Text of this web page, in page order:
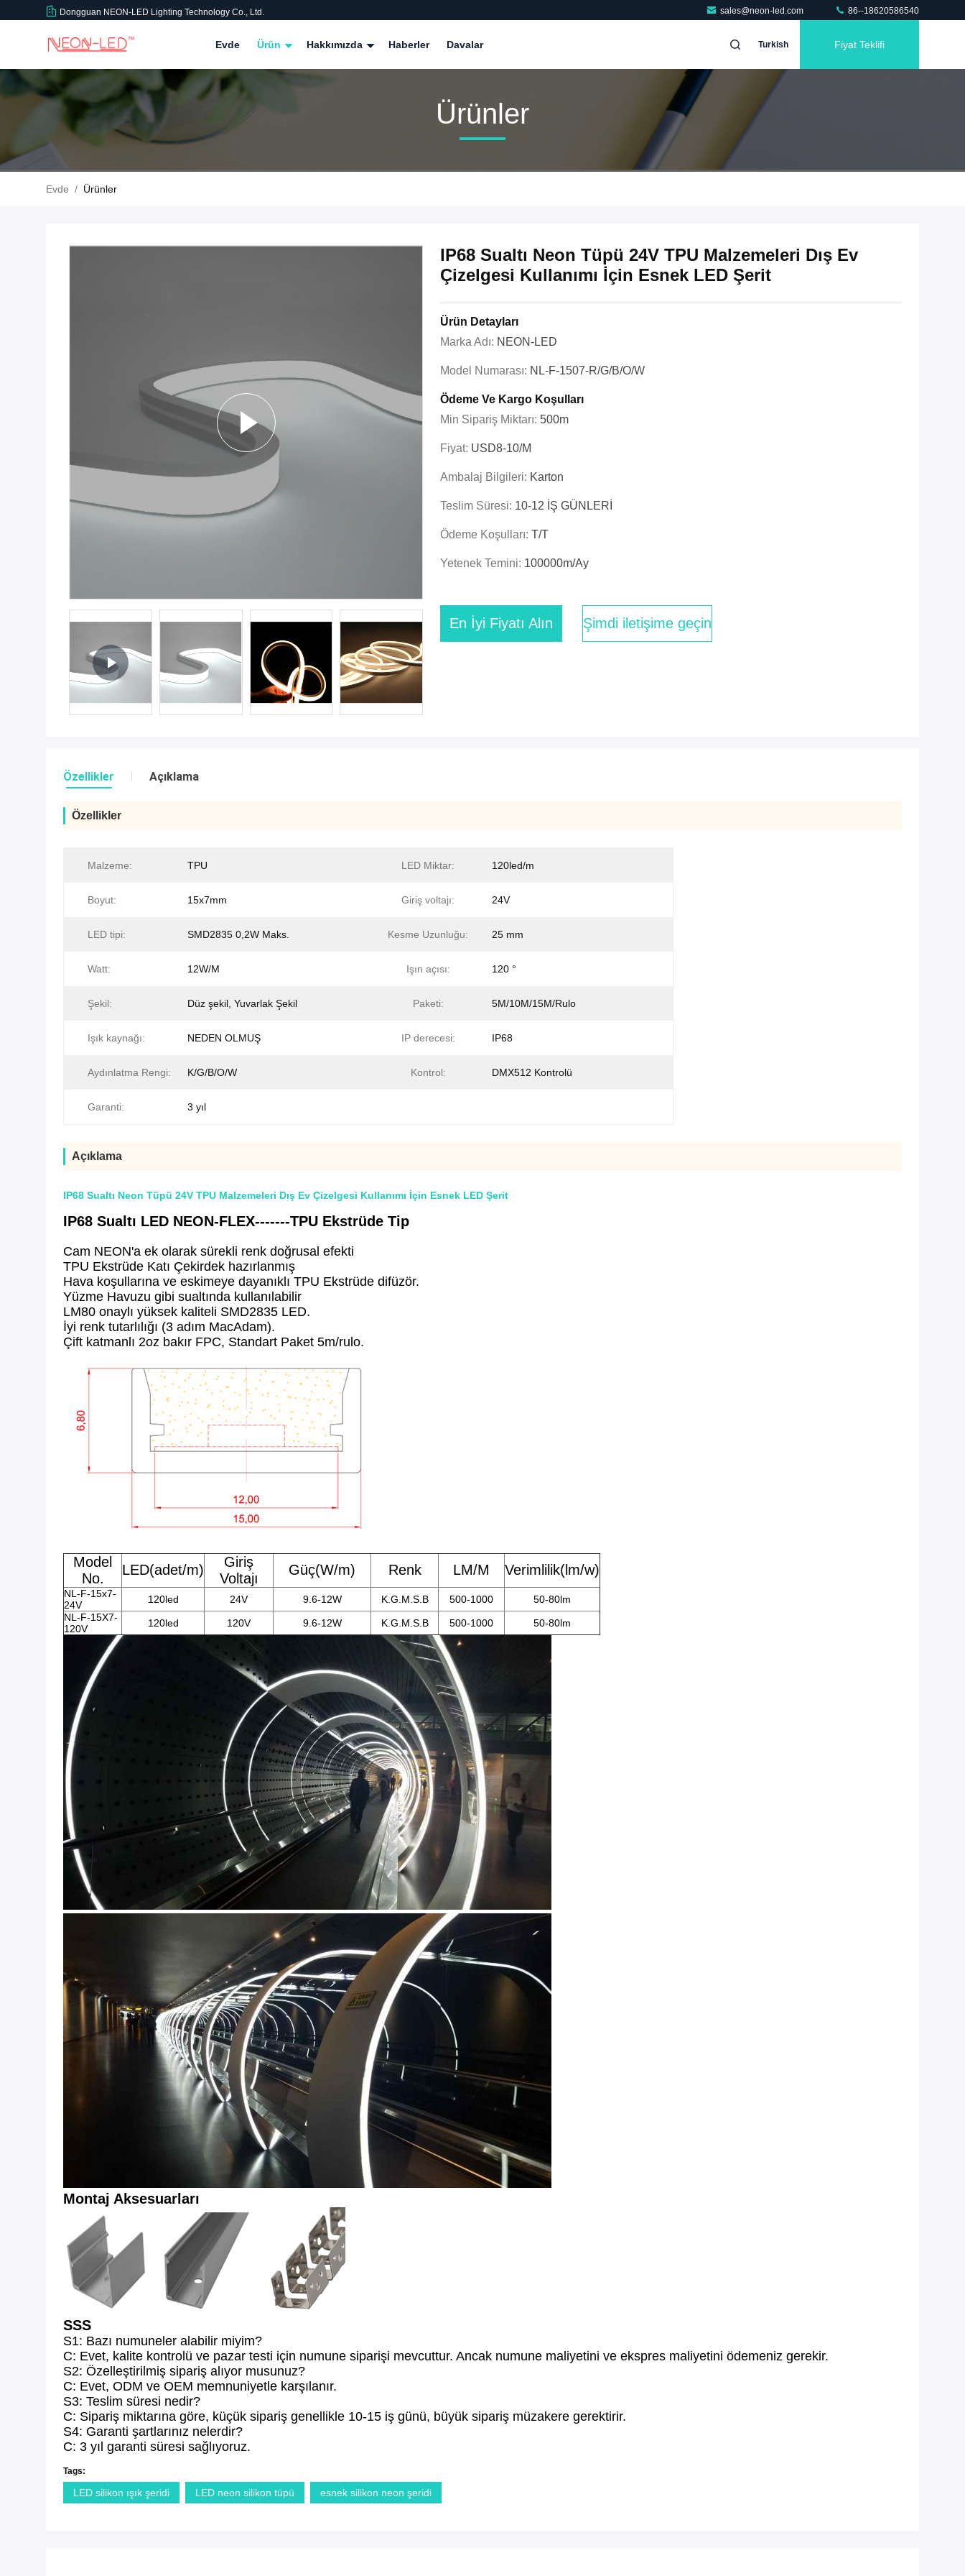
Dongguan NEON-LED Lighting Technology Co., Ltd. sales@neon-led.com 86--18620586540
Evde Ürün Hakkımızda Haberler Davalar Turkish Fiyat Teklifi
Ürünler
Evde / Ürünler
IP68 Sualtı Neon Tüpü 24V TPU Malzemeleri Dış Ev
Çizelgesi Kullanımı İçin Esnek LED Şerit
Ürün Detayları
Marka Adı: NEON-LED
Model Numarası: NL-F-1507-R/G/B/O/W
Ödeme Ve Kargo Koşulları
Min Sipariş Miktarı: 500m
Fiyat: USD8-10/M
Ambalaj Bilgileri: Karton
Teslim Süresi: 10-12 İŞ GÜNLERİ
Ödeme Koşulları: T/T
Yetenek Temini: 100000m/Ay
En İyi Fiyatı Alın Şimdi iletişime geçin
Özellikler Açıklama
Özellikler
Malzeme: TPU LED Miktar: 120led/m
Boyut: 15x7mm Giriş voltajı: 24V
LED tipi: SMD2835 0,2W Maks. Kesme Uzunluğu: 25 mm
Watt: 12W/M Işın açısı: 120 °
Şekil: Düz şekil, Yuvarlak Şekil Paketi: 5M/10M/15M/Rulo
Işık kaynağı: NEDEN OLMUŞ IP derecesi: IP68
Aydınlatma Rengi: K/G/B/O/W Kontrol: DMX512 Kontrolü
Garanti: 3 yıl
Açıklama
IP68 Sualtı Neon Tüpü 24V TPU Malzemeleri Dış Ev Çizelgesi Kullanımı İçin Esnek LED Şerit
IP68 Sualtı LED NEON-FLEX-------TPU Ekstrüde Tip
Cam NEON'a ek olarak sürekli renk doğrusal efekti
TPU Ekstrüde Katı Çekirdek hazırlanmış
Hava koşullarına ve eskimeye dayanıklı TPU Ekstrüde difüzör.
Yüzme Havuzu gibi sualtında kullanılabilir
LM80 onaylı yüksek kaliteli SMD2835 LED.
İyi renk tutarlılığı (3 adım MacAdam).
Çift katmanlı 2oz bakır FPC, Standart Paket 5m/rulo.
Model
No.
LED(adet/m)
Giriş
Voltajı
Güç(W/m) Renk LM/M Verimlilik(lm/w)
NL-F-15x7-
24V
120led 24V 9.6-12W K.G.M.S.B 500-1000
50-80lm
NL-F-15X7-
120V
120led 120V 9.6-12W K.G.M.S.B 500-1000 50-80lm
Montaj Aksesuarları
SSS
S1: Bazı numuneler alabilir miyim?
C: Evet, kalite kontrolü ve pazar testi için numune siparişi mevcuttur. Ancak numune maliyetini ve ekspres maliyetini ödemeniz gerekir.
S2: Özelleştirilmiş sipariş alıyor musunuz?
C: Evet, ODM ve OEM memnuniyetle karşılanır.
S3: Teslim süresi nedir?
C: Sipariş miktarına göre, küçük sipariş genellikle 10-15 iş günü, büyük sipariş müzakere gerektirir.
S4: Garanti şartlarınız nelerdir?
C: 3 yıl garanti süresi sağlıyoruz.
Tags:
LED silikon ışık şeridi LED neon silikon tüpü esnek silikon neon şeridi